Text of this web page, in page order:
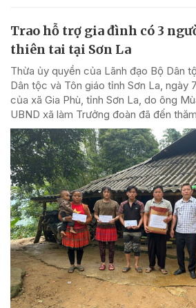
Trao hỗ trợ gia đình có 3
thiên tai tại Sơn La
Thừa ủy quyền của Lãnh đạo Bộ Dân
Dân tộc và Tôn giáo tỉnh Sơn La, ngày
của xã Gia Phù, tỉnh Sơn La, do ông
UBND xã làm Trưởng đoàn đã đến